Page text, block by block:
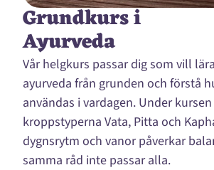
Grundkurs i
Ayurveda
Vår helgkurs passar dig som vill
ayurveda från grunden och förstå
användas i vardagen. Under
kroppstyperna Vata, Pitta och
dygnsrytm och vanor påverkar
samma råd inte passar alla.